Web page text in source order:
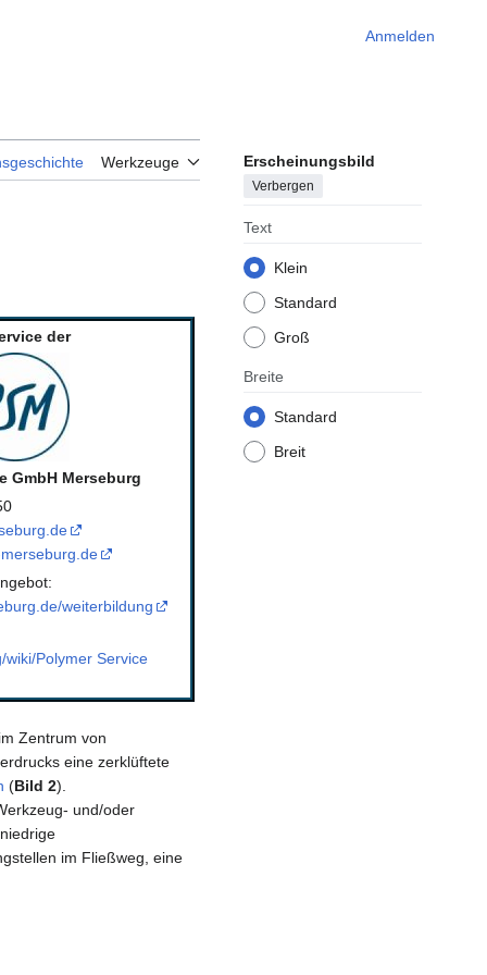
Anmelden
Werkzeuge Erscheinungsbild
Verbergen
Text
Klein
Standard
Groß
Breite
Standard
Breit
der
GmbH Merseburg
weiterbildung
Polymer Service
Zentrum von
eine zerklüftete
(Bild 2).
und/oder
im Fließweg, eine